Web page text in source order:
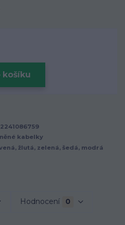
košíku
kabelky
žlutá, zelená, šedá, modrá
Hodnocení 0